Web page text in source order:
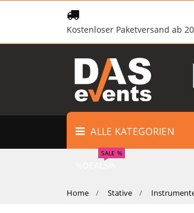
Kostenloser Paketversand ab 20
ALLE KATEGORIEN
SALE %
Home Stative